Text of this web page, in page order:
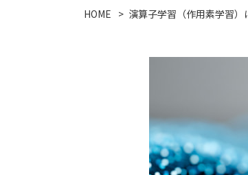
HOME 演算子学習（作用素学習